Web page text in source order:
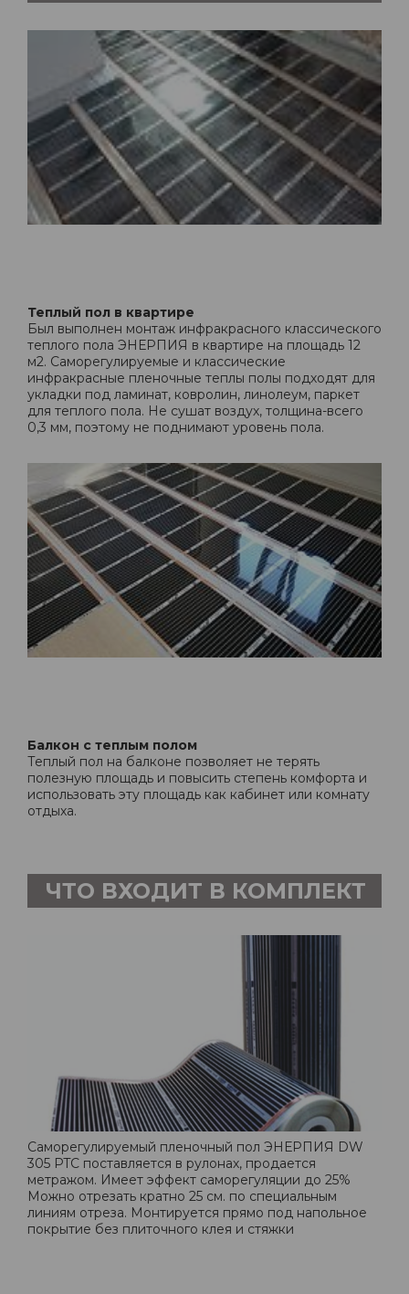
Теплый пол в квартире
Был выполнен монтаж инфракрасного классического
теплого пола ЭНЕРПИЯ в квартире на площадь 12
м2. Саморегулируемые и классические
инфракрасные пленочные теплы полы подходят для
укладки под ламинат, ковролин, линолеум, паркет
для теплого пола. Не сушат воздух, толщина-всего
0,3 мм, поэтому не поднимают уровень пола.
Балкон с теплым полом
Теплый пол на балконе позволяет не терять
полезную площадь и повысить степень комфорта и
использовать эту площадь как кабинет или комнату
отдыха.
ЧТО ВХОДИТ В КОМПЛЕКТ
Саморегулируемый пленочный пол ЭНЕРПИЯ DW
305 PTC поставляется в рулонах, продается
метражом. Имеет эффект саморегуляции до 25%
Можно отрезать кратно 25 см. по специальным
линиям отреза. Монтируется прямо под напольное
покрытие без плиточного клея и стяжки